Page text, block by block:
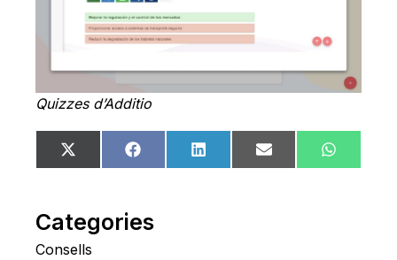
Quizzes d’Additio
Share
on
X
(Twitter)
Share
on
FacebookShare
on
LinkedIn Share
on
Email
Share
on
Categories
Consells